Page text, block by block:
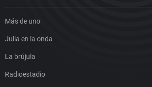
Más de uno
Julia en la onda
La brújula
Radioestadio